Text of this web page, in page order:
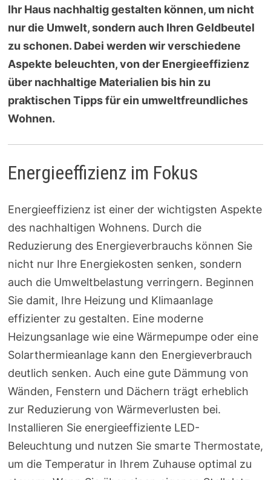
Ihr Haus nachhaltig gestalten können, um nicht
nur die Umwelt, sondern auch Ihren Geldbeutel
zu schonen. Dabei werden wir verschiedene
Aspekte beleuchten, von der Energieeffizienz
über nachhaltige Materialien bis hin zu
praktischen Tipps für ein umweltfreundliches
Wohnen.
Energieeffizienz im Fokus
Energieeffizienz ist einer der wichtigsten Aspekte
des nachhaltigen Wohnens. Durch die
Reduzierung des Energieverbrauchs können Sie
nicht nur Ihre Energiekosten senken, sondern
auch die Umweltbelastung verringern. Beginnen
Sie damit, Ihre Heizung und Klimaanlage
effizienter zu gestalten. Eine moderne
Heizungsanlage wie eine Wärmepumpe oder eine
Solarthermieanlage kann den Energieverbrauch
deutlich senken. Auch eine gute Dämmung von
Wänden, Fenstern und Dächern trägt erheblich
zur Reduzierung von Wärmeverlusten bei.
Installieren Sie energieeffiziente LED-
Beleuchtung und nutzen Sie smarte Thermostate,
um die Temperatur in Ihrem Zuhause optimal zu